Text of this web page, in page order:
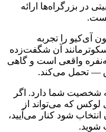
در بزرگراه‌ها ارائه
آی‌کیو را تجربه
آن شگفت‌زده
واقعی است و گاهی
— تحمل می‌کند.
به شخصیت شما دارد. اگر
که می‌تواند از
شود کنار می‌آیید،
شوید.